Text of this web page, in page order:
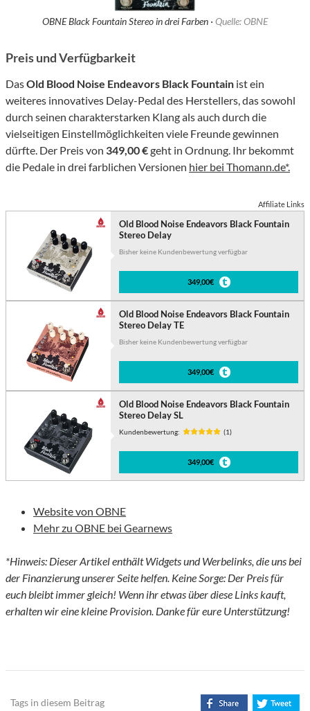
OBNE Black Fountain Stereo in drei Farben · Quelle: OBNE
Preis und Verfügbarkeit
DasOld Blood Noise Endeavors Black Fountain ist ein
weiteres innovatives Delay-Pedal des Herstellers, das sowohl
durch seinen charakterstarken Klang als auch durch die
vielseitigen Einstellmöglichkeiten viele Freunde gewinnen
dürfte. Der Preis von 349,00 €geht in Ordnung. Ihr bekommt
die Pedale in drei farblichen Versionen hier bei Thomann.de*.
Affiliate Links
Old Blood Noise Endeavors Black Fountain
Stereo Delay
Bisher keine Kundenbewertung verfügbar
349,00€
Old Blood Noise Endeavors Black Fountain
Stereo Delay TE
Bisher keine Kundenbewertung verfügbar
349,00€
Old Blood Noise Endeavors Black Fountain
Stereo Delay SL
Kundenbewertung: (1)
349,00€
Website von OBNE
Mehr zu OBNE bei Gearnews
*Hinweis: Dieser Artikel enthält Widgets und Werbelinks, die uns bei
der Finanzierung unserer Seite helfen. Keine Sorge: Der Preis für
euch bleibt immer gleich! Wenn ihr etwas über diese Links kauft,
erhalten wir eine kleine Provision. Danke für eure Unterstützung!
Tags in diesem Beitrag